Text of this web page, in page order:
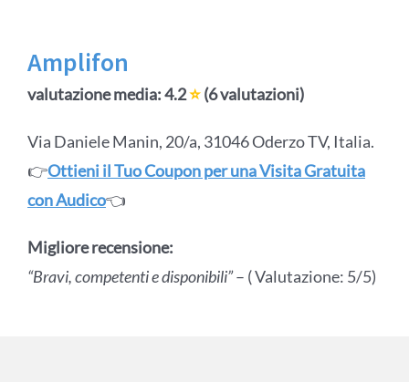
Amplifon
valutazione media: 4.2⭐(6 valutazioni)
Via Daniele Manin, 20/a, 31046 Oderzo TV, Italia.
👉Ottieni il Tuo Coupon per una Visita Gratuita
con Audico👈
Migliore recensione:
“Bravi, competenti e disponibili”– ( Valutazione: 5/5)